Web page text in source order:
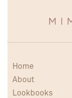
Home
About
Lookbooks